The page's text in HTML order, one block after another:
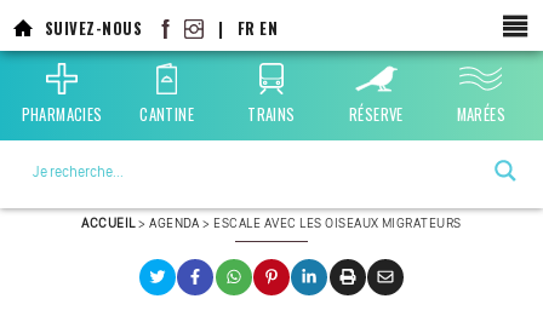
au
contenu
principal
SUIVEZ-NOUS | FR EN
PHARMACIES CANTINE TRAINS RÉSERVE MARÉES
ACCUEIL>AGENDA > ESCALE AVEC LES OISEAUX MIGRATEURS